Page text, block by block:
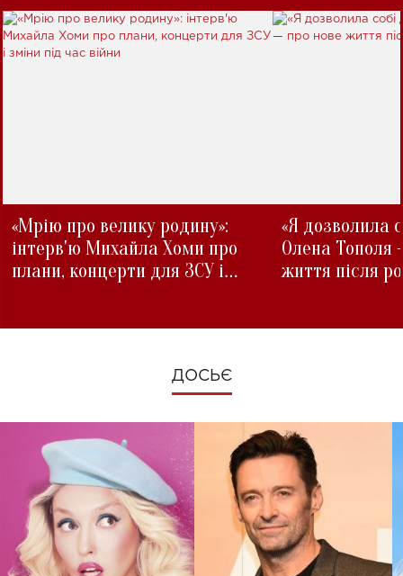
«Мрію про велику родину»:
інтерв'ю Михайла Хоми про
плани, концерти для ЗСУ і
«Я дозволила
Олена Тополя
життя після
ДОСЬЄ